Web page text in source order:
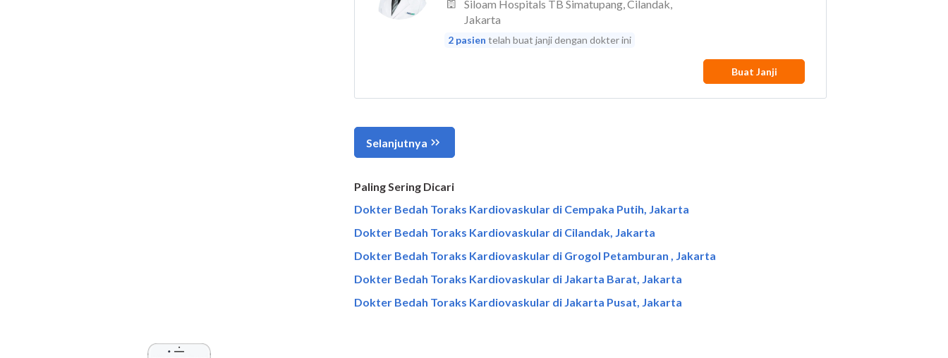
Paling Sering Dicari
Dokter Bedah Toraks Kardiovaskular di Cempaka Putih, Jakarta
Dokter Bedah Toraks Kardiovaskular di Cilandak, Jakarta
Dokter Bedah Toraks Kardiovaskular di Grogol Petamburan , Jakarta
Dokter Bedah Toraks Kardiovaskular di Jakarta Barat, Jakarta
Dokter Bedah Toraks Kardiovaskular di Jakarta Pusat, Jakarta